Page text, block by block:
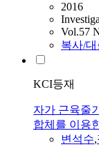
2016
Vol.57
복사/
KCI등재
자가 근육줄
합체를 이용
변석수,